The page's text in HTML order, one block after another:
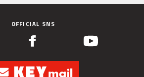
OFFICIAL SNS